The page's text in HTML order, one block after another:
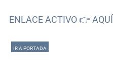
ENLACE ACTIVO 👉 AQUÍ
IR A PORTADA